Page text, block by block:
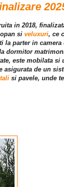
in 2018,
si veluxuri, ce
la parter in
dormitor
este mobilata si
asigurata de un
si pavele, unde